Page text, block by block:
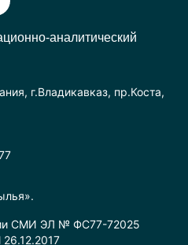
СМИ ЭЛ № ФС77-72025
аналитический
г.Владикавказ, пр.Коста,